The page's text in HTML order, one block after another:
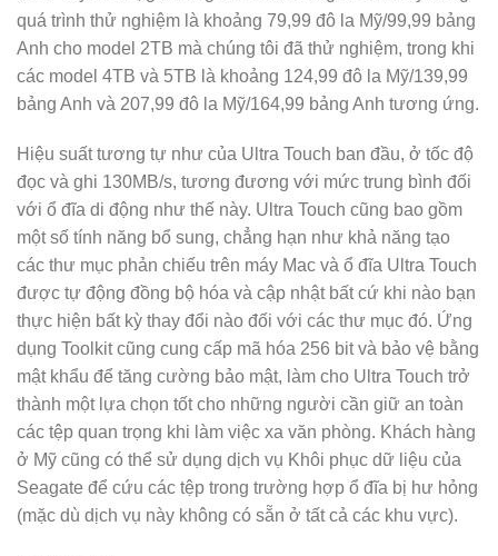
quá trình thử nghiệm là khoảng 79,99 đô la Mỹ/99,99 bảng
Anh cho model 2TB mà chúng tôi đã thử nghiệm, trong khi
các model 4TB và 5TB là khoảng 124,99 đô la Mỹ/139,99
bảng Anh và 207,99 đô la Mỹ/164,99 bảng Anh tương ứng.
Hiệu suất tương tự như của Ultra Touch ban đầu, ở tốc độ
đọc và ghi 130MB/s, tương đương với mức trung bình đối
với ổ đĩa di động như thế này. Ultra Touch cũng bao gồm
một số tính năng bổ sung, chẳng hạn như khả năng tạo
các thư mục phản chiếu trên máy Mac và ổ đĩa Ultra Touch
được tự động đồng bộ hóa và cập nhật bất cứ khi nào bạn
thực hiện bất kỳ thay đổi nào đối với các thư mục đó. Ứng
dụng Toolkit cũng cung cấp mã hóa 256 bit và bảo vệ bằng
mật khẩu để tăng cường bảo mật, làm cho Ultra Touch trở
thành một lựa chọn tốt cho những người cần giữ an toàn
các tệp quan trọng khi làm việc xa văn phòng. Khách hàng
ở Mỹ cũng có thể sử dụng dịch vụ Khôi phục dữ liệu của
Seagate để cứu các tệp trong trường hợp ổ đĩa bị hư hỏng
(mặc dù dịch vụ này không có sẵn ở tất cả các khu vực).